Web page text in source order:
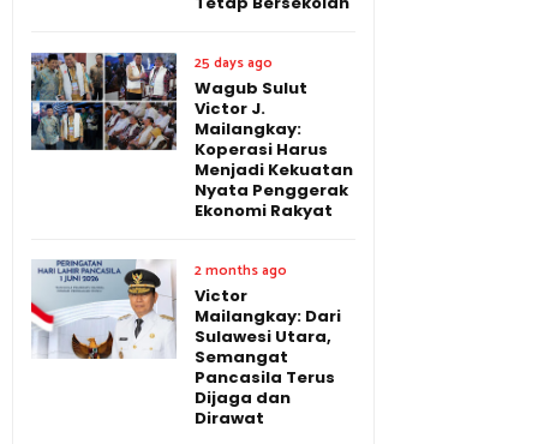
25 days ago
Wagub Sulut
Victor J.
Mailangkay:
Koperasi Harus
Menjadi Kekuatan
Nyata Penggerak
Ekonomi Rakyat
2 months ago
Victor
Mailangkay: Dari
Sulawesi Utara,
Semangat
Pancasila Terus
Dijaga dan
Dirawat